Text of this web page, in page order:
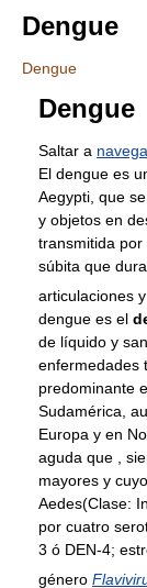
Dengue
Dengue
Dengue
Saltar a
El dengue es
Aegypti, que
y objetos en
transmitida por
súbita que
articulaciones
dengue es el
de líquido y
enfermedades
predominante
Sudamérica,
Europa y en
aguda que ,
mayores y
Aedes(Clase:
por cuatro
3 ó DEN-4;
género